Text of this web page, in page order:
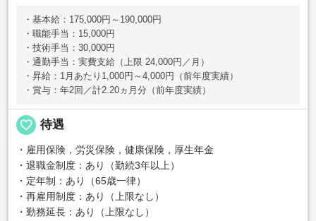
・基本給：175,000円～190,000円
・職能手当：15,000円
・技術手当：30,000円
・通勤手当：実費支給（上限 24,000円／月）
・昇給：1月あたり1,000円～4,000円（前年度実績）
・賞与：年2回／計2.20ヵ月分（前年度実績）
favorite_border 待遇
・雇用保険，労災保険，健康保険，厚生年金
・退職金制度：あり（勤続3年以上）
・定年制：あり（65歳一律）
・再雇用制度：あり（上限なし）
・勤務延長：あり（上限なし）